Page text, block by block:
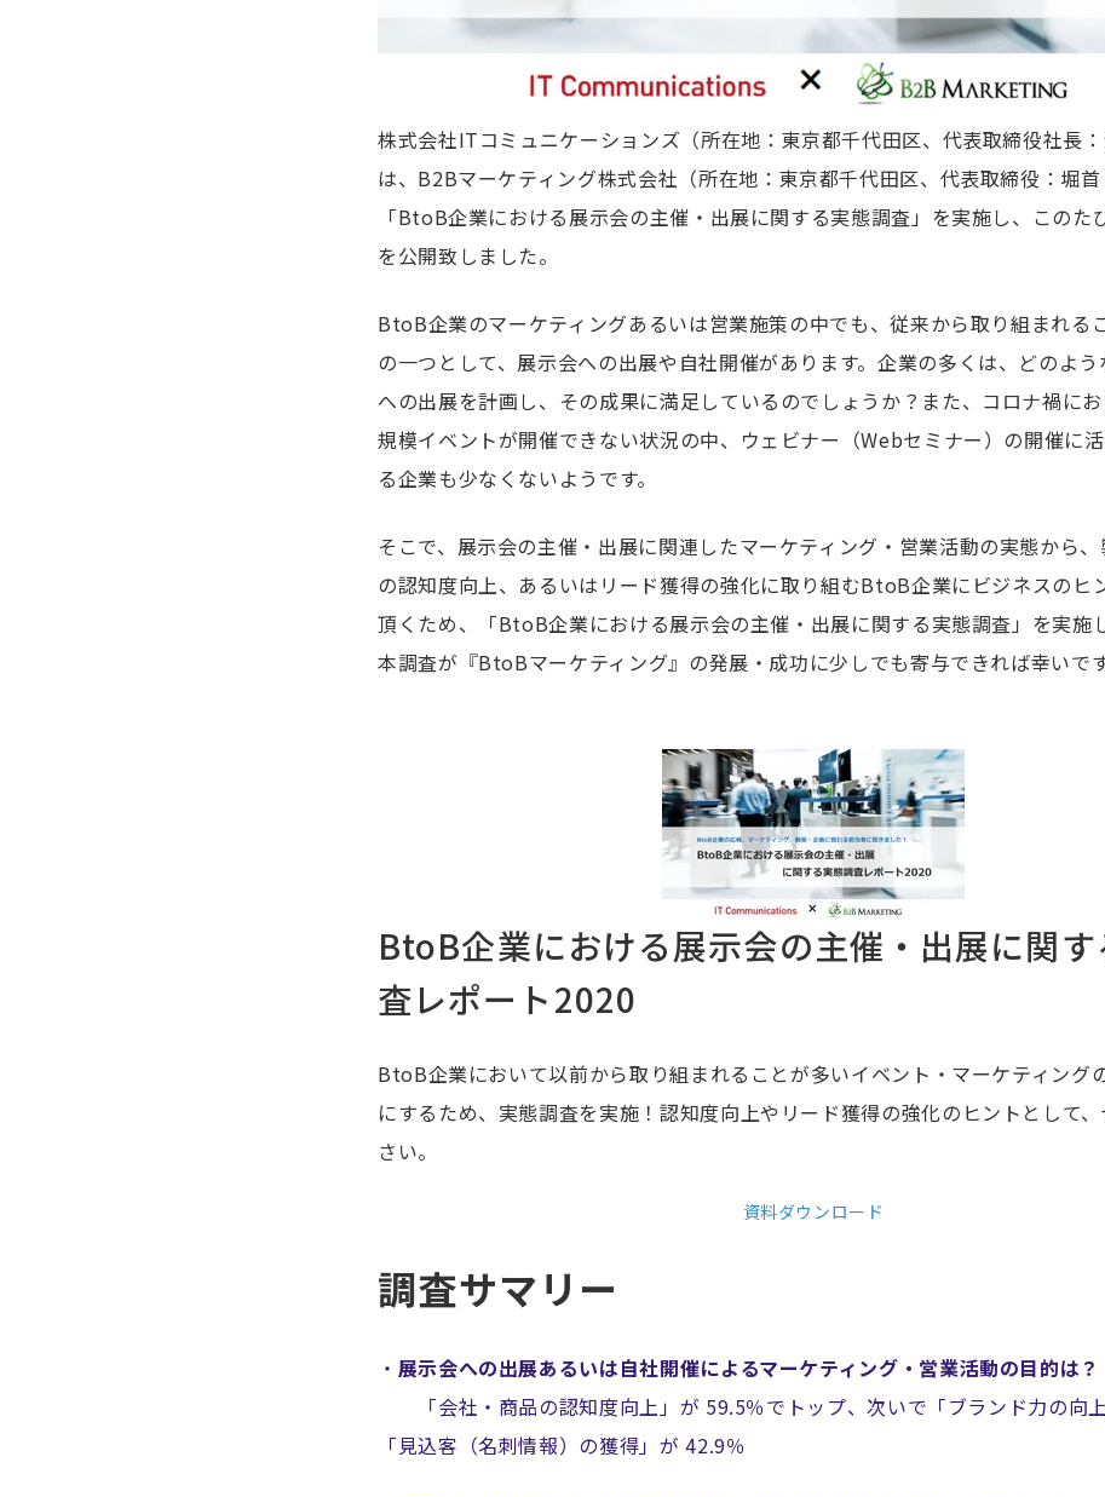
株式会社ITコミュニケーションズ（所在地：東京都千代田区、代表取締役社長：
は、B2Bマーケティング株式会社（所在地：東京都千代田区、代表取締役：堀
「BtoB企業における展示会の主催・出展に関する実態調査」を実施し、このた
を公開致しました。
BtoB企業のマーケティングあるいは営業施策の中でも、従来から取り組まれる
の一つとして、展示会への出展や自社開催があります。企業の多くは、どのよ
への出展を計画し、その成果に満足しているのでしょうか？また、コロナ禍に
規模イベントが開催できない状況の中、ウェビナー（Webセミナー）の開催に
る企業も少なくないようです。
そこで、展示会の主催・出展に関連したマーケティング・営業活動の実態から
の認知度向上、あるいはリード獲得の強化に取り組むBtoB企業にビジネスのヒ
頂くため、「BtoB企業における展示会の主催・出展に関する実態調査」を実施
本調査が『BtoBマーケティング』の発展・成功に少しでも寄与できれば幸いです
BtoB企業における展示会の主催・出展に関
査レポート2020
BtoB企業において以前から取り組まれることが多いイベント・マーケティング
にするため、実態調査を実施！認知度向上やリード獲得の強化のヒントとして
さい。
資料ダウンロード
調査サマリー
・ 展示会への出展あるいは自社開催によるマーケティング・営業活動の目的は？
「会社・商品の認知度向上」が 59.5％でトップ、次いで「ブランド力の向上
「見込客（名刺情報）の獲得」が 42.9％